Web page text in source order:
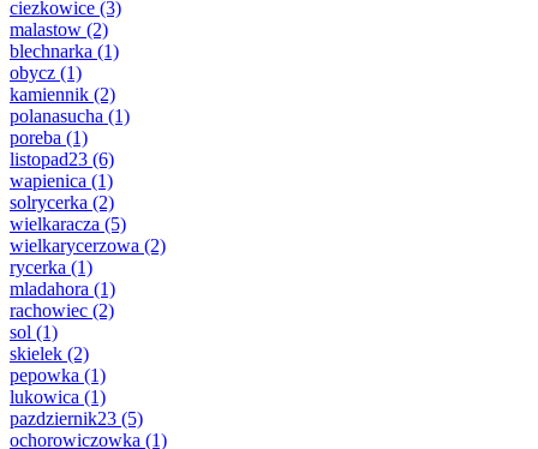
ciezkowice (3)
malastow (2)
blechnarka (1)
obycz (1)
kamiennik (2)
polanasucha (1)
poreba (1)
listopad23 (6)
wapienica (1)
solrycerka (2)
wielkaracza (5)
wielkarycerzowa (2)
rycerka (1)
mladahora (1)
rachowiec (2)
sol (1)
skielek (2)
pepowka (1)
lukowica (1)
pazdziernik23 (5)
ochorowiczowka (1)